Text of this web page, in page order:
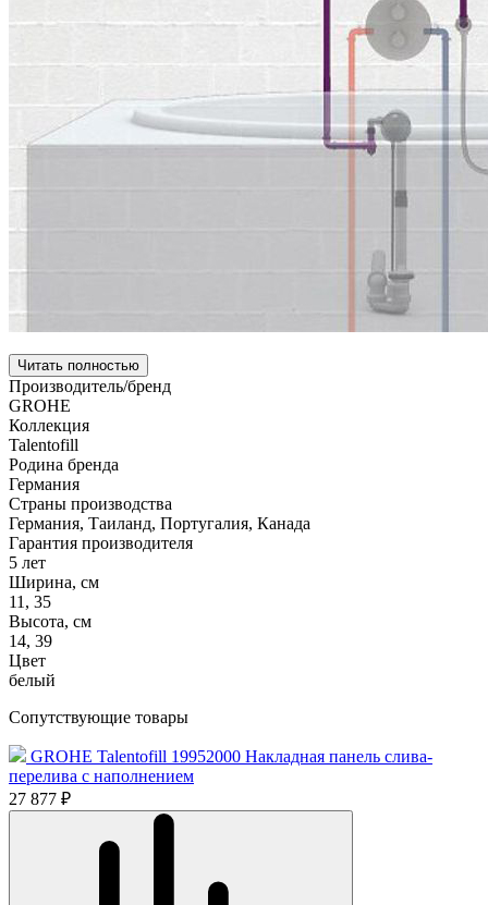
Читать полностью
Производитель/бренд
GROHE
Коллекция
Talentofill
Родина бренда
Германия
Страны производства
Германия, Таиланд, Португалия, Канада
Гарантия производителя
5 лет
Ширина, см
11, 35
Высота, см
14, 39
Цвет
белый
Сопутствующие товары
GROHE Talentofill 19952000 Накладная панель слива-
перелива с наполнением
27 877 ₽